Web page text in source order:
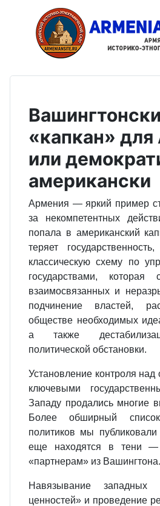
«капкан»
или
американски
Армения — яркий пример
за некомпетентных
попала в американский
теряет
классическую схему по
государствами, которая
взаимосвязанных и
подчинение властей,
обществе необходимых
а также
политической обстановки.
Установление контроля над
ключевыми
Западу продались многие
Более обширный
политиков мы публиковали
еще находятся в тени —
«партнерам» из Вашингтона.
Навязывание западных
ценностей» и проведение